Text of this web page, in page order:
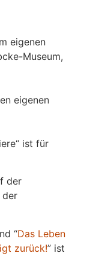
eigenen
Museum,
eigenen
ist für
der
der
“Das Leben
zurück!” ist